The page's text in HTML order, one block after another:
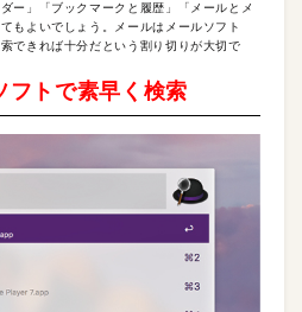
ー」「ブックマークと履歴」「メールとメ
もよいでしょう。メールはメールソフト
できれば十分だという割り切りが大切で
フトで素早く検索